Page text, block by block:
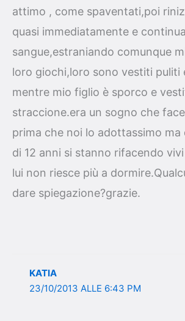
attimo , come spaventati,poi
quasi immediatamente e
sangue,estraniando comunque
loro giochi,loro sono vestiti puliti
mentre mio figlio è sporco e
straccione.era un sogno che
prima che noi lo adottassimo ma
di 12 anni si stanno rifacendo
lui non riesce più a
dare spiegazione?grazie.
KATIA
23/10/2013 ALLE 6:43 PM